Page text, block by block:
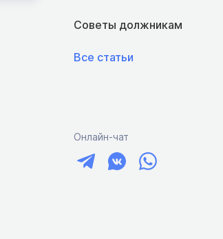
Советы должникам
Все статьи
Онлайн-чат